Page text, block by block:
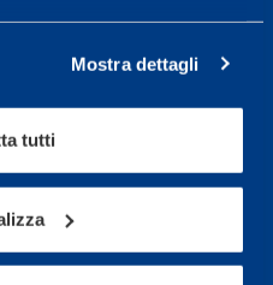
Mostra dettagli
tutti